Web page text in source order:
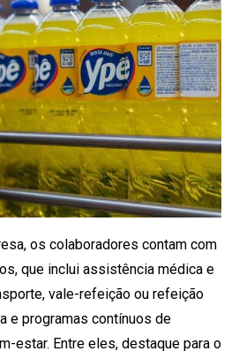
os colaboradores contam com
que inclui assistência médica e
vale-refeição ou refeição
e programas contínuos de
estar. Entre eles, destaque para o